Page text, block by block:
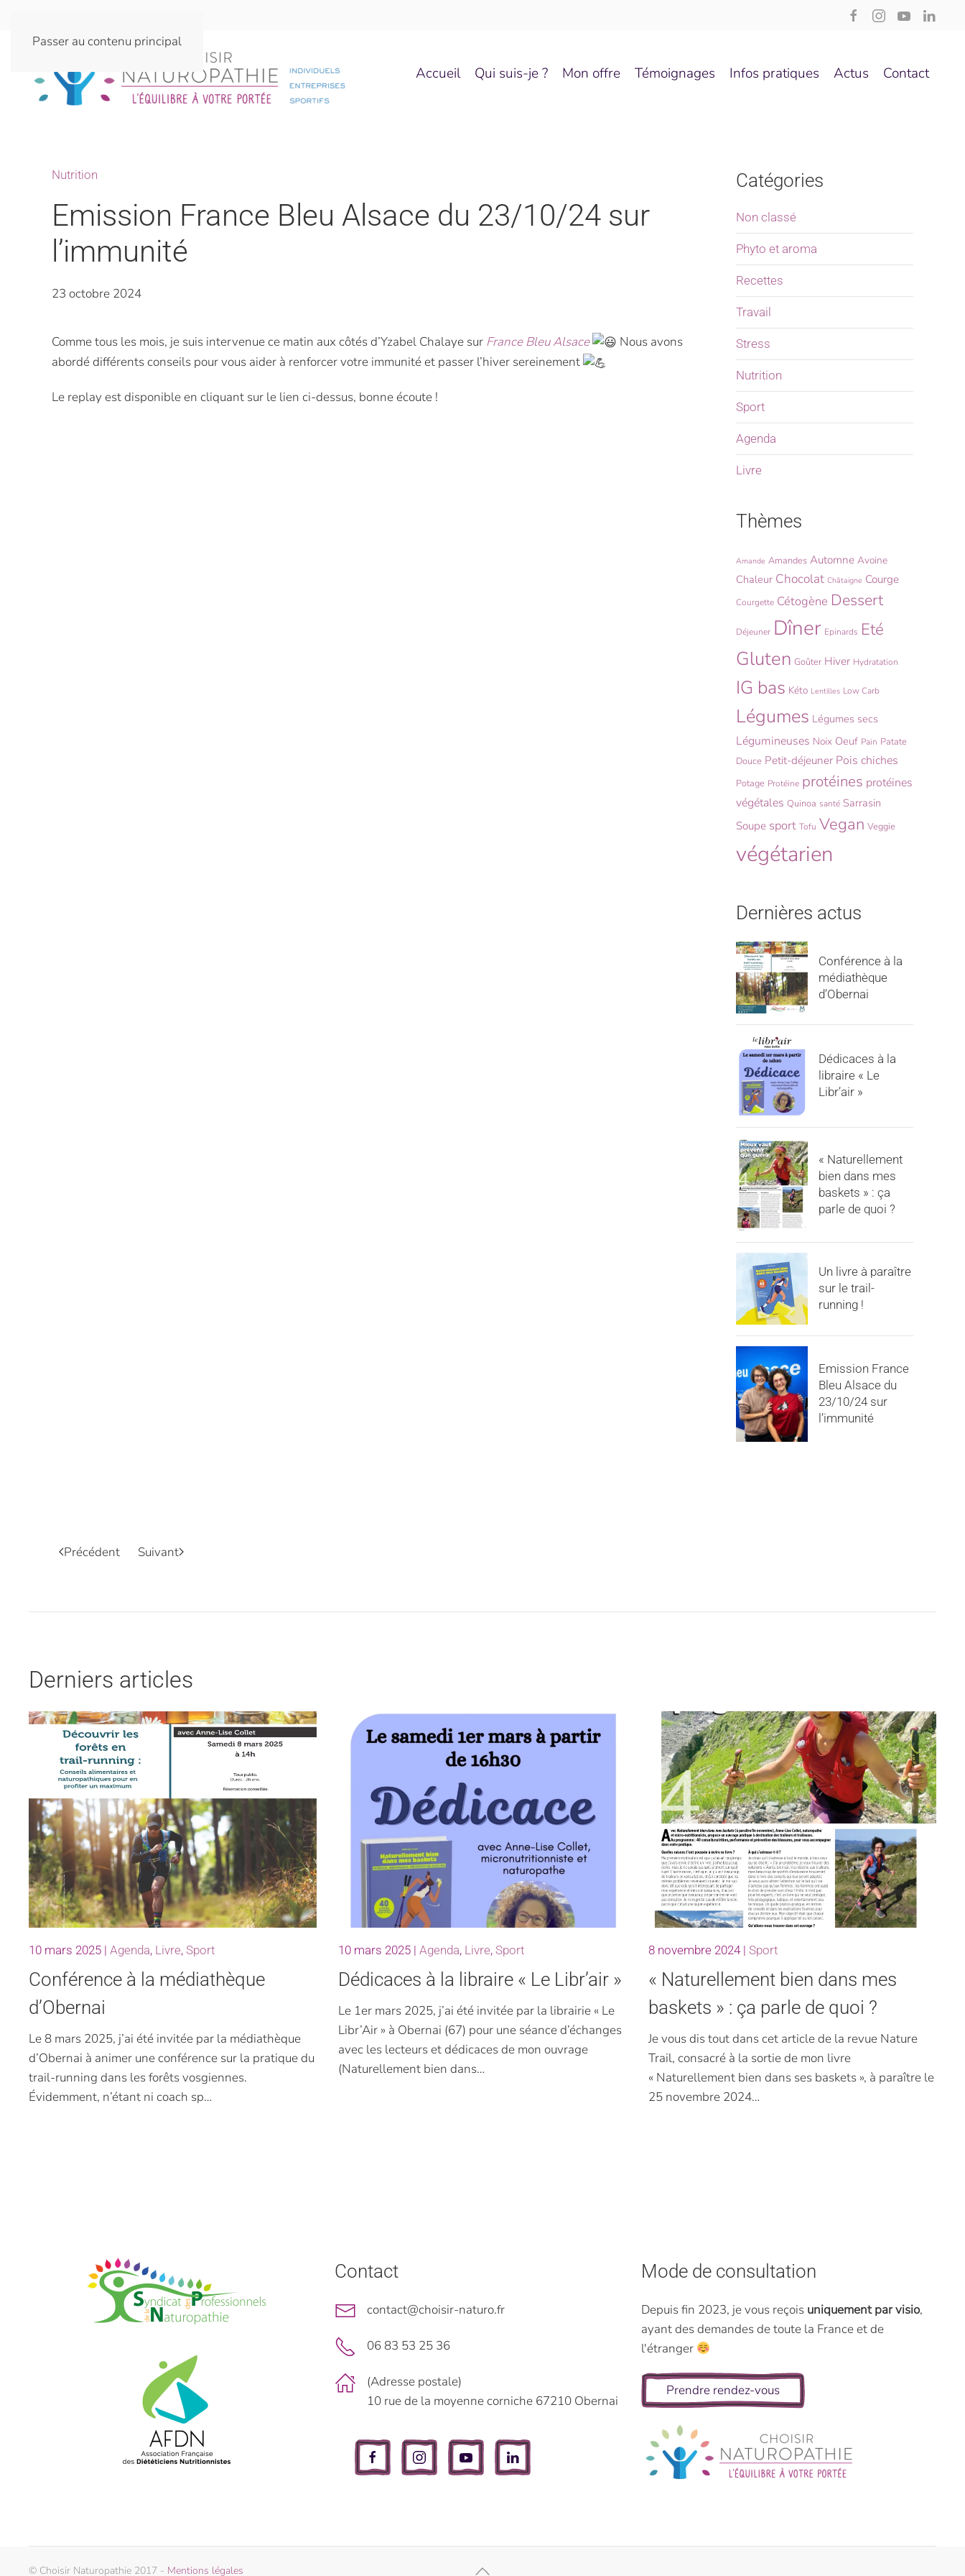
Passer au contenu principal
Accueil Qui suis-je ? Mon offre Témoignages Infos pratiques Actus Contact
Nutrition
Emission France Bleu Alsace du 23/10/24 sur
l’immunité
23 octobre 2024
Comme tous les mois, je suis intervenue ce matin aux côtés d’Yzabel Chalaye sur France Bleu Alsace
Nous avons
abordé différents conseils pour vous aider à renforcer votre immunité et passer l’hiver sereinement
Le replay est disponible en cliquant sur le lien ci-dessus, bonne écoute !
Catégories
Non classé
Phyto et aroma
Recettes
Travail
Stress
Nutrition
Sport
Agenda
Livre
Thèmes
Amande Amandes Automne Avoine
Chaleur Chocolat Châtaigne Courge
Courgette Cétogène Dessert
Déjeuner Dîner Epinards Eté
Gluten Goûter Hiver Hydratation
IG bas Kéto Lentilles Low Carb
Légumes Légumes secs
Légumineuses Noix Oeuf Pain Patate
Douce Petit-déjeuner Pois chiches
Potage Protéine protéines protéines
végétales Quinoa santé Sarrasin
Soupe sport Tofu Vegan Veggie
végétarien
Dernières actus
Conférence à la
médiathèque
d’Obernai
Dédicaces à la
libraire « Le
Libr’air »
« Naturellement
bien dans mes
baskets » : ça
parle de quoi ?
Un livre à paraître
sur le trail-
running !
Emission France
Bleu Alsace du
23/10/24 sur
l’immunité
Précédent Suivant
Derniers articles
10 mars 2025 | Agenda, Livre, Sport
Conférence à la médiathèque
d’Obernai
Le 8 mars 2025, j’ai été invitée par la médiathèque
d’Obernai à animer une conférence sur la pratique du
trail-running dans les forêts vosgiennes.
Évidemment, n’étant ni coach sp…
10 mars 2025 |Agenda, Livre,Sport
Dédicaces à la libraire « Le Libr’air »
Le 1er mars 2025, j’ai été invitée par la librairie « Le
Libr’Air » à Obernai (67) pour une séance d’échanges
avec les lecteurs et dédicaces de mon ouvrage
(Naturellement bien dans…
8 novembre 2024| Sport
« Naturellement bien dans mes
baskets » : ça parle de quoi ?
Je vous dis tout dans cet article de la revue Nature
Trail, consacré à la sortie de mon livre
« Naturellement bien dans ses baskets », à paraître le
25 novembre 2024…
Contact
contact@choisir-naturo.fr
06 83 53 25 36
(Adresse postale)
10 rue de la moyenne corniche 67210 Obernai
Mode de consultation
Depuis fin 2023, je vous reçois uniquement par visio,
ayant des demandes de toute la France et de
l'étranger
Prendre rendez-vous
© Choisir Naturopathie 2017 - Mentions légales